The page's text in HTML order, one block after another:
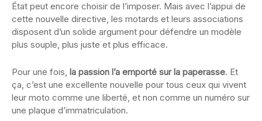
État peut encore choisir de l’imposer. Mais avec l’appui de
cette nouvelle directive, les motards et leurs associations
disposent d’un solide argument pour défendre un modèle
plus souple, plus juste et plus efficace.
Pour une fois, la passion l’a emporté sur la paperasse. Et
ça, c’est une excellente nouvelle pour tous ceux qui vivent
leur moto comme une liberté, et non comme un numéro sur
une plaque d’immatriculation.